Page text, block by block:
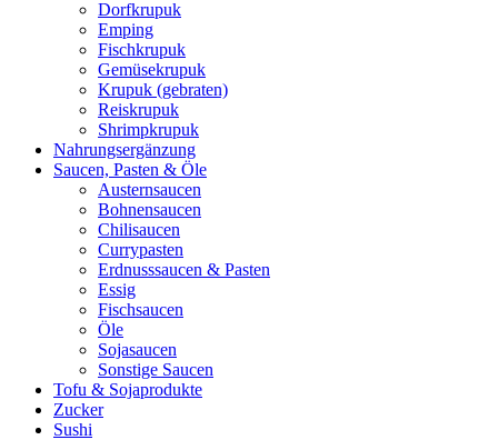
Dorfkrupuk
Emping
Fischkrupuk
Gemüsekrupuk
Krupuk (gebraten)
Reiskrupuk
Shrimpkrupuk
Nahrungsergänzung
Saucen, Pasten & Öle
Austernsaucen
Bohnensaucen
Chilisaucen
Currypasten
Erdnusssaucen & Pasten
Essig
Fischsaucen
Öle
Sojasaucen
Sonstige Saucen
Tofu & Sojaprodukte
Zucker
Sushi